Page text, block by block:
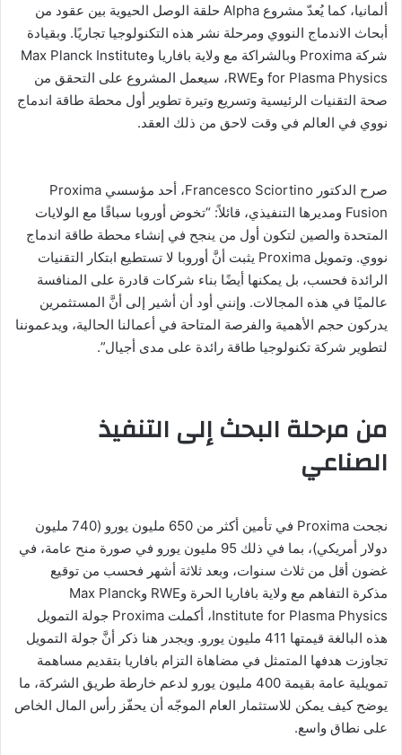
ألمانيا، كما يُعدّ مشروع Alpha حلقة الوصل الحيوية بين عقود من
أبحاث الاندماج النووي ومرحلة نشر هذه التكنولوجيا تجاريًا. وبقيادة
شركة Proxima وبالشراكة مع ولاية بافاريا وMax Planck Institute
for Plasma Physics وRWE، سيعمل المشروع على التحقق من
صحة التقنيات الرئيسية وتسريع وتيرة تطوير أول محطة طاقة اندماج
نووي في العالم في وقت لاحق من ذلك العقد.
صرح الدكتور Francesco Sciortino، أحد مؤسسي Proxima
Fusion ومديرها التنفيذي، قائلاً: “تخوض أوروبا سباقًا مع الولايات
المتحدة والصين لتكون أول من ينجح في إنشاء محطة طاقة اندماج
نووي. وتمويل Proxima يثبت أنَّ أوروبا لا تستطيع ابتكار التقنيات
الرائدة فحسب، بل يمكنها أيضًا بناء شركات قادرة على المنافسة
عالميًا في هذه المجالات. وإنني أود أن أشير إلى أنَّ المستثمرين
يدركون حجم الأهمية والفرصة المتاحة في أعمالنا الحالية، ويدعموننا
لتطوير شركة تكنولوجيا طاقة رائدة على مدى أجيال”.
من مرحلة البحث إلى التنفيذ
الصناعي
نجحت Proxima في تأمين أكثر من 650 مليون يورو (740 مليون
دولار أمريكي)، بما في ذلك 95 مليون يورو في صورة منح عامة، في
غضون أقل من ثلاث سنوات، وبعد ثلاثة أشهر فحسب من توقيع
مذكرة التفاهم مع ولاية بافاريا الحرة وRWE وMax Planck
Institute for Plasma Physics، أكملت Proxima جولة التمويل
هذه البالغة قيمتها 411 مليون يورو. ويجدر هنا ذكر أنَّ جولة التمويل
تجاوزت هدفها المتمثل في مضاهاة التزام بافاريا بتقديم مساهمة
تمويلية عامة بقيمة 400 مليون يورو لدعم خارطة طريق الشركة، ما
يوضح كيف يمكن للاستثمار العام الموجّه أن يحفّز رأس المال الخاص
على نطاق واسع.